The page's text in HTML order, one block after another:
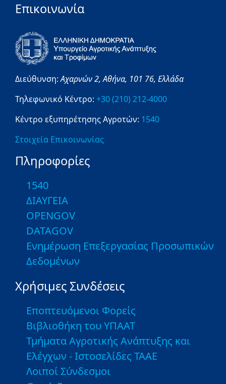
Επικοινωνία
Διεύθυνση:Αχαρνών 2,Αθήνα, 101 76, Ελλάδα
Τηλεφωνικό Κέντρο: +30 (210) 212-4000
Κέντρο εξυπηρέτησης Αγροτών: 1540
Στοιχεία Επικοινωνίας
Πληροφορίες
1540
ΔΙΑΥΓΕΙΑ
OPENGOV
DATAGOV
Ενημέρωση Επεξεργασίας Προσωπικών
Δεδομένων
Χρήσιμες Συνδέσεις
Εποπτευόμενοι Φορείς
Βιβλιοθήκη του ΥΠΑΑΤ
Τμήματα Αγροτικής Ανάπτυξης και
Ελέγχων - Ιστοσελίδες ΤΑΑΕ
Λοιποί Σύνδεσμοι